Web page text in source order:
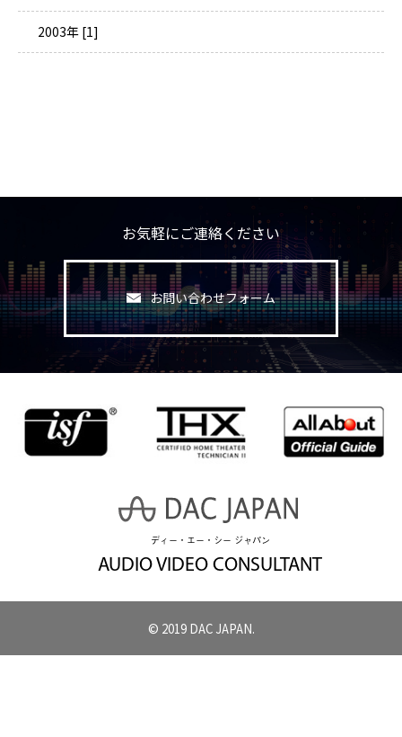
2003年 [1]
お気軽にご連絡ください
お問い合わせフォーム
ディー・エー・シー ジャパン
AUDIO VIDEO CONSULTANT
© 2019 DAC JAPAN.